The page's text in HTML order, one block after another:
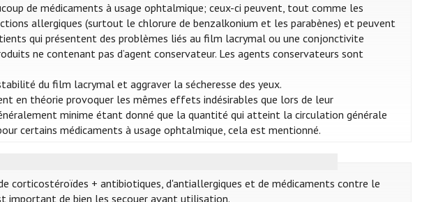
de médicaments à usage ophtalmique; ceux-ci peuvent, tout comme les
allergiques (surtout le chlorure de benzalkonium et les parabènes) et peuvent
qui présentent des problèmes liés au film lacrymal ou une conjonctivite
ne contenant pas d’agent conservateur. Les agents conservateurs sont
du film lacrymal et aggraver la sécheresse des yeux.
en théorie provoquer les mêmes effets indésirables que lors de leur
minime étant donné que la quantité qui atteint la circulation générale
certains médicaments à usage ophtalmique, cela est mentionné.
corticostéroïdes + antibiotiques, d'antiallergiques et de médicaments contre le
important de bien les secouer avant utilisation.